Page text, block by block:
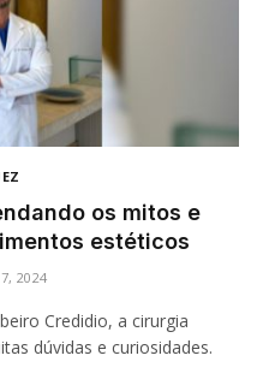
os mitos e
estéticos
2024
Credidio, a cirurgia
dúvidas e curiosidades.